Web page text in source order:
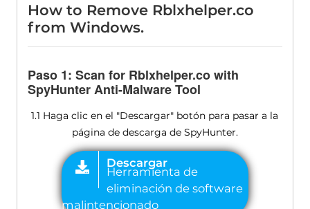
How to Remove Rblxhelper.co
from Windows.
Paso 1: Scan for Rblxhelper.co with
SpyHunter Anti-Malware Tool
1.1 Haga clic en el "Descargar" botón para pasar a la
página de descarga de SpyHunter.